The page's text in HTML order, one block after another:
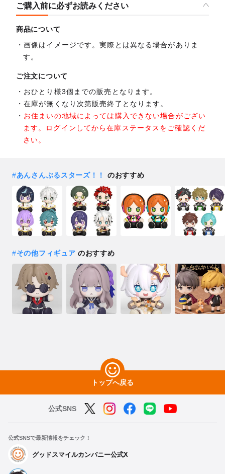
ご購入前に必ずお読みください
商品について
画像はイメージです。実際とは異なる場合がありま
す。
ご注文について
おひとり様3個までの販売となります。
在庫が無くなり次第販売終了となります。
お住まいの地域によっては購入できない場合がござい
ます。ログインしてから在庫ステータスをご確認くだ
さい。
#あんさんぶるスターズ！！ のおすすめ
#その他フィギュア のおすすめ
トップへ戻る
公式SNS
公式SNSで最新情報をチェック！
グッドスマイルカンパニー公式X